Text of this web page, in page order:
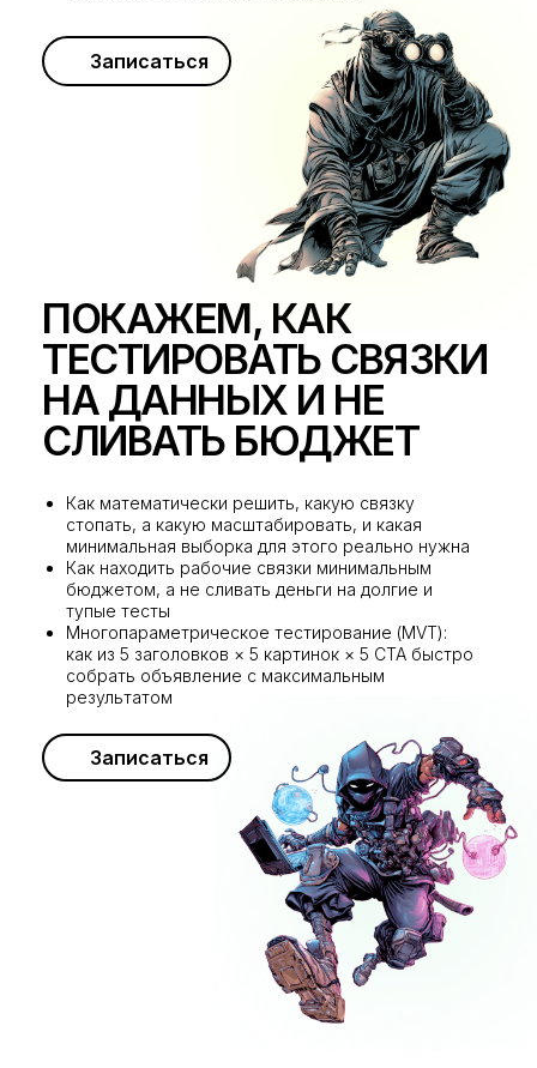
Как математически решить, какую связку
стопать, а какую масштабировать, и какая
минимальная выборка для этого реально нужна
Как находить рабочие связки минимальным
бюджетом, а не сливать деньги на долгие и
тупые тесты
Многопараметрическое тестирование (MVT):
как из 5 заголовков × 5 картинок × 5 CTA быстро
собрать объявление с максимальным
результатом
ПОКАЖЕМ, КАК
ТЕСТИРОВАТЬ СВЯЗКИ
НА ДАННЫХ И НЕ
СЛИВАТЬ БЮДЖЕТ
Записаться
Записаться